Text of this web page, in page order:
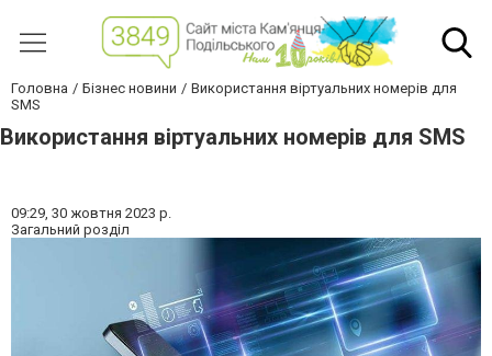
Головна Бізнес новини
Використання віртуальних номерів для
SMS
Використання віртуальних номерів для SMS
09:29, 30 жовтня 2023 р.
Загальний розділ